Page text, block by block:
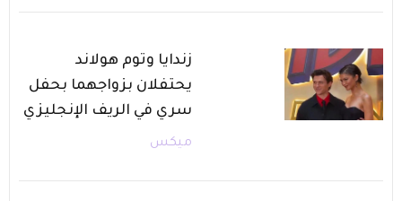
زندايا وتوم هولاند
يحتفلان بزواجهما بحفل
سري في الريف الإنجليزي
ميكس